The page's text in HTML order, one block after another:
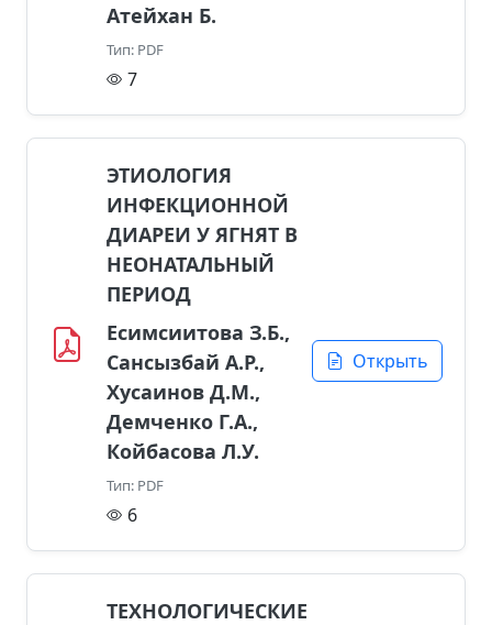
Атейхан Б.
Тип: PDF
7
ЭТИОЛОГИЯ
ИНФЕКЦИОННОЙ
ДИАРЕИ У ЯГНЯТ В
НЕОНАТАЛЬНЫЙ
ПЕРИОД
Есимсиитова З.Б.,
Сансызбай А.Р.,
Хусаинов Д.М.,
Демченко Г.А.,
Койбасова Л.У.
Тип: PDF
6
Открыть
ТЕХНОЛОГИЧЕСКИЕ